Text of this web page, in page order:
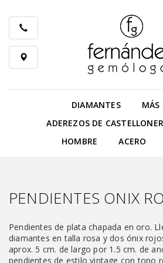
DIAMANTES
MÁS
ADEREZOS DE
HOMBRE
ACERO
PENDIENTES ONIX
Pendientes de plata chapada en oro.
diamantes en talla rosa y dos ónix
aprox. 5 cm. de largo por 1.5 cm. de
pendientes de estilo vintage con tono